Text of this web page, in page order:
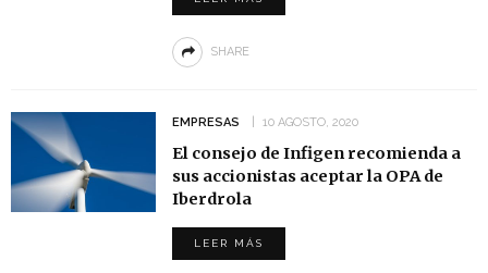
SHARE
EMPRESAS 10 AGOSTO, 2020
El consejo de Infigen recomienda a
sus accionistas aceptar la OPA de
Iberdrola
LEER MÁS